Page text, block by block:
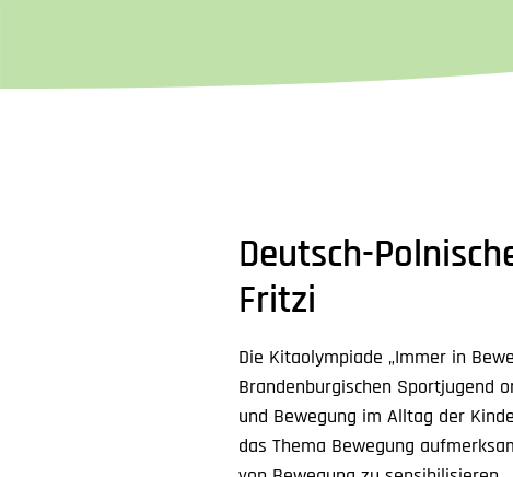
Deutsch-
Fritzi
Die Kitaolympiade „Immer in
Brandenburgischen Sportjugend
und Bewegung im Alltag der
das Thema Bewegung